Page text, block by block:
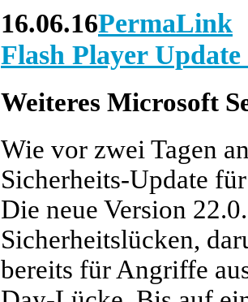
16.06.16PermaLink
Flash Player
Weiteres Microsoft
Wie vor zwei Tagen
Sicherheits-Update
Die neue Version
Sicherheitslücken,
bereits für Angriffe